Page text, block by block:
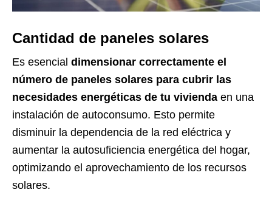
Cantidad de paneles solares
Es esencial dimensionar correctamente el
número de paneles solares para cubrir las
necesidades energéticas de tu vivienda en una
instalación de autoconsumo. Esto permite
disminuir la dependencia de la red eléctrica y
aumentar la autosuficiencia energética del hogar,
optimizando el aprovechamiento de los recursos
solares.